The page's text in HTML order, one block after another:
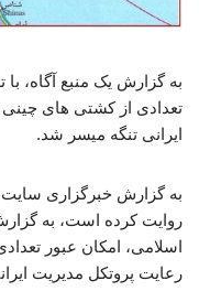
به گزارش یک منبع آگاه،
تعدادی از کشتی های چینی
ایرانی تنگه میسر شد.
به گزارش خبرگزاری
روایت کرده است، به
اسلامی، امکان عبور
رعایت پروتکل مدیریت